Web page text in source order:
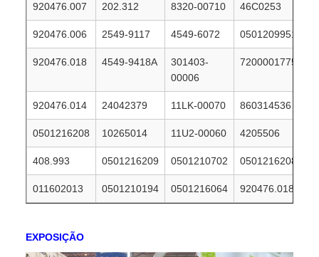
920476.007 202.312 8320-00710 46C0253
920476.006 2549-9117 4549-6072 0501209951
920476.018 4549-9418A
301403-
00006
7200001775
920476.014 24042379 11LK-00070 860314536
0501216208 10265014 11U2-00060 4205506
408.993 0501216209 0501210702 0501216208
011602013 0501210194 0501216064 920476.018
EXPOSIÇÃO